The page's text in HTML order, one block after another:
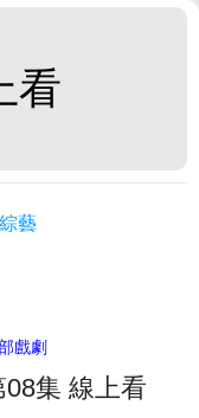
看
綜藝
戲劇
集 線上看